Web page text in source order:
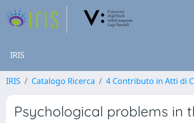
IRIS
IRIS Catalogo Ricerca 4 Contributo in Atti di
Psychological problems in